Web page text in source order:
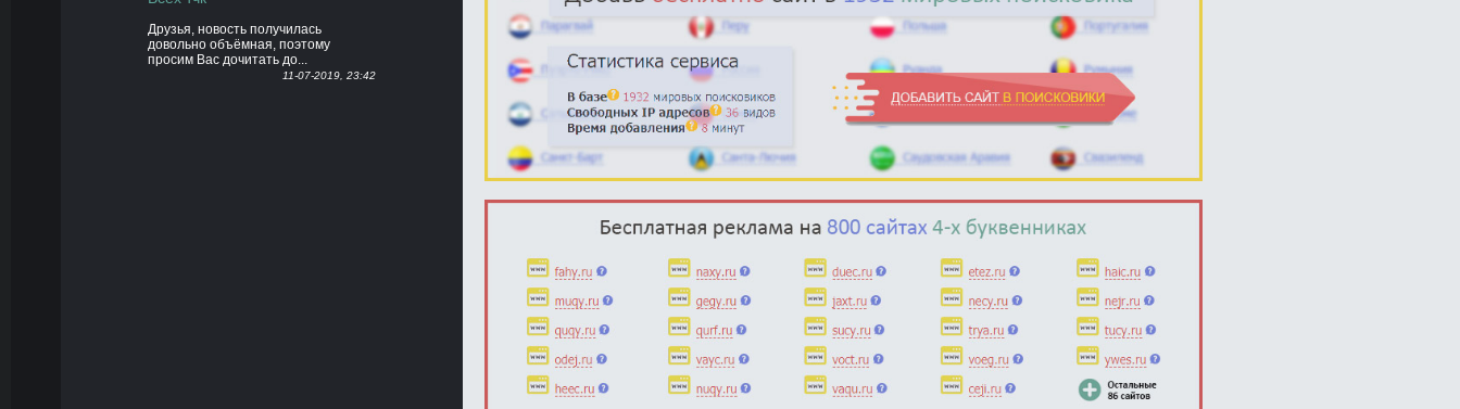
Друзья, новость получилась
довольно объёмная, поэтому
просим Вас дочитать до...
11-07-2019, 23:42